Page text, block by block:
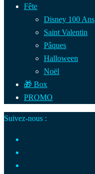
Fête
Disney 100 Ans
Saint Valentin
Pâques
Halloween
Noël
🎁 Box
PROMO
Suivez-nous :